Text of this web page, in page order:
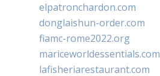
elpatronchardon.com
donglaishun-order.com
fiamc-rome2022.org
mariceworldessentials.com
lafisheriarestaurant.com